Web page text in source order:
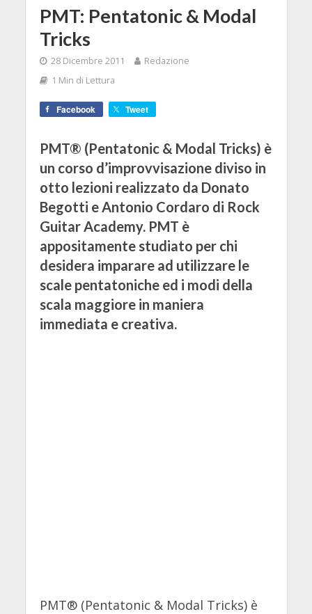
PMT: Pentatonic & Modal
Tricks
28 Dicembre 2011
Redazione
1 Min di Lettura
Facebook Tweet
PMT® (Pentatonic & Modal Tricks) è
un corso d’improvvisazione diviso in
otto lezioni realizzato da Donato
Begotti e Antonio Cordaro di Rock
Guitar Academy. PMT è
appositamente studiato per chi
desidera imparare ad utilizzare le
scale pentatoniche ed i modi della
scala maggiore in maniera
immediata e creativa.
PMT® (Pentatonic & Modal Tricks) è